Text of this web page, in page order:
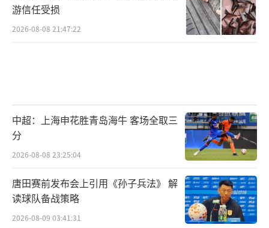
游信任受损
2026-08-08 21:47:22
中超：上海申花胜青岛海牛 客场全取三
分
2026-08-08 23:25:04
唐田赛前发布会上引用《孙子兵法》 解
读球队备战策略
2026-08-09 03:41:31